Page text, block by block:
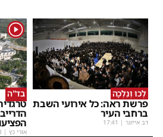
לְכוּ וְנֵלְכָה
פרשת ראה: כל אירועי השבת
ברחבי העיר
דב אייזנר |
17:41
1
בד"ה
אורי כץ |